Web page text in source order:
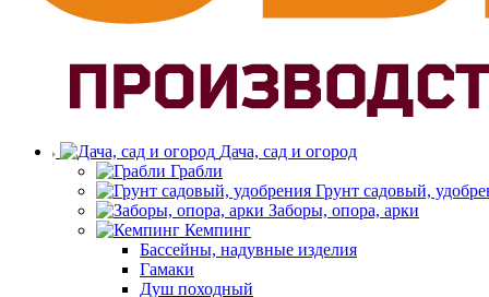
Дача, сад и огород
Грабли
Грунт садовый,
Заборы, опора, арки
Кемпинг
Бассейны, надувные изделия
Гамаки
Душ походный